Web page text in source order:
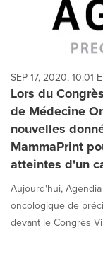
SEP 17, 2020, 10:01
Lors du
de Médecine
nouvelles
MammaPrint
atteintes d'un
Aujourd'hui,
oncologique de
devant le Congrès